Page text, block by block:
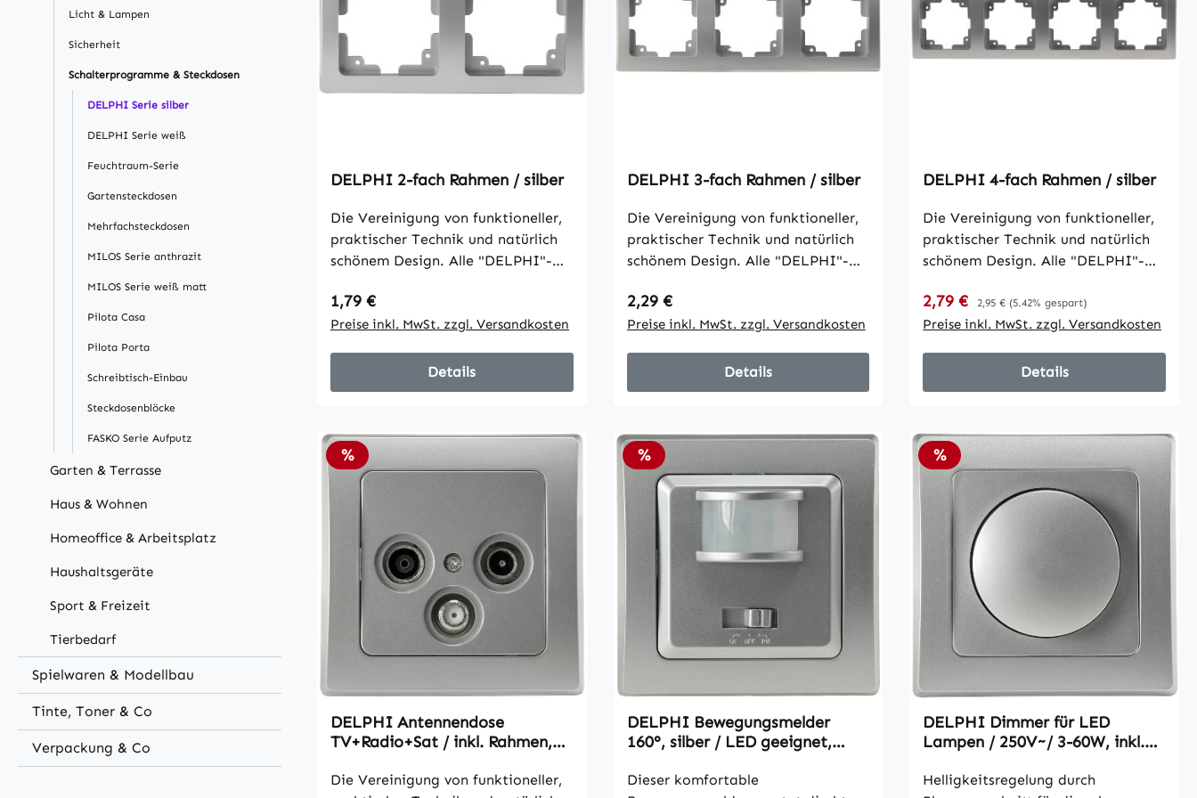
Licht & Lampen
Sicherheit
Schalterprogramme & Steckdosen
DELPHI Serie silber
DELPHI Serie weiß
Feuchtraum-Serie
Gartensteckdosen
Mehrfachsteckdosen
MILOS Serie anthrazit
MILOS Serie weiß matt
Pilota Casa
Pilota Porta
Schreibtisch-Einbau
Steckdosenblöcke
FASKO Serie Aufputz
Garten & Terrasse
Haus & Wohnen
Homeoffice & Arbeitsplatz
Haushaltsgeräte
Sport & Freizeit
Tierbedarf
Spielwaren & Modellbau
Tinte, Toner & Co
Verpackung & Co
DELPHI 2-fach Rahmen / silber
Die Vereinigung von funktioneller,
praktischer Technik und natürlich
schönem Design. Alle "DELPHI"-
Quermontage geeignet und mit
einer eleganten hochglänzenden
Regulärer Preis:
1,79 €
Preise inkl. MwSt. zzgl. Versandkosten
Details
DELPHI 3-fach Rahmen / silber
Die Vereinigung von funktioneller,
praktischer Technik und natürlich
schönem Design. Alle "DELPHI"-
Quermontage geeignet und mit
einer eleganten hochglänzenden
Regulärer Preis:
2,29 €
Preise inkl. MwSt. zzgl. Versandkosten
Details
DELPHI 4-fach Rahmen / silber
Die Vereinigung von funktioneller,
praktischer Technik und natürlich
schönem Design. Alle "DELPHI"-
Quermontage geeignet und mit
einer eleganten hochglänzenden
Verkaufspreis:
2,79 € Regulärer Preis:
2,95 € (5.42% gespart)
Preise inkl. MwSt. zzgl. Versandkosten
Details
Rabatt
%
DELPHI Antennendose
TV+Radio+Sat / inkl. Rahmen,
Die Vereinigung von funktioneller,
Rabatt
%
DELPHI Bewegungsmelder
160°, silber / LED geeignet,
Dieser komfortable
Rabatt
%
DELPHI Dimmer für LED
Lampen / 250V~/ 3-60W, inkl.
Helligkeitsregelung durch